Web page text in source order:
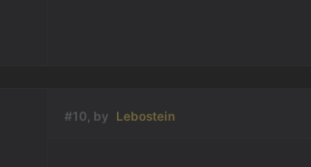
#10, by Lebostein